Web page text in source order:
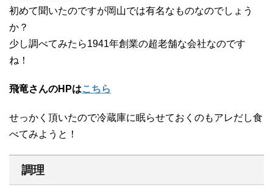
初めて聞いたのですが岡山では有名なものなのでしょう
か？
少し調べてみたら1941年創業の超老舗な会社なのです
ね！
飛竜さんのHPはこちら
せっかく頂いたので冷蔵庫に眠らせておくのもアレだし食
べてみようと！
調理